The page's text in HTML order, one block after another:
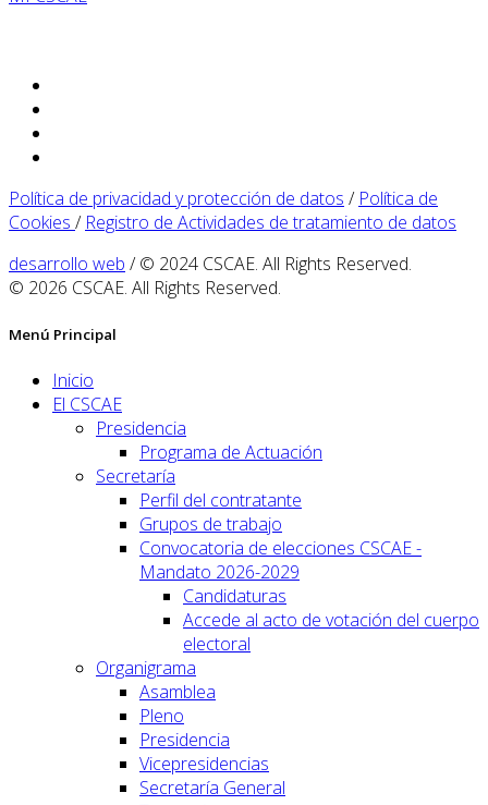
Política de privacidad y protección de datos / Política de
Cookies / Registro de Actividades de tratamiento de datos
desarrollo web / © 2024 CSCAE. All Rights Reserved.
© 2026 CSCAE. All Rights Reserved.
Menú Principal
Inicio
El CSCAE
Presidencia
Programa de Actuación
Secretaría
Perfil del contratante
Grupos de trabajo
Convocatoria de elecciones CSCAE -
Mandato 2026-2029
Candidaturas
Accede al acto de votación del cuerpo
electoral
Organigrama
Asamblea
Pleno
Presidencia
Vicepresidencias
Secretaría General